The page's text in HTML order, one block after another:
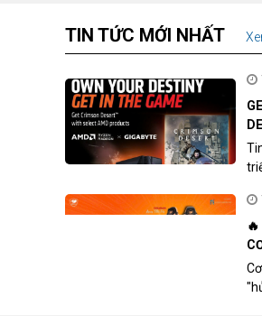
TIN TỨC MỚI NHẤT